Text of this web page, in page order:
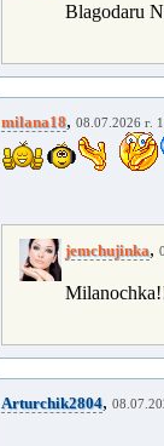
Blagodaru
milana18, 08.07.2026 г.
jemchujinka,
Arturchik2804,